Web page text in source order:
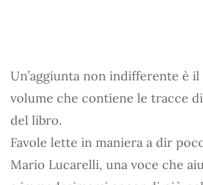
Un’aggiunta non indifferente è
volume che contiene le tracce
del libro.
Favole lette in maniera a dir
Mario Lucarelli, una voce che